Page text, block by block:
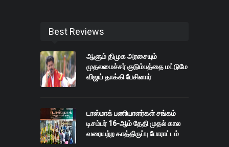
Best Reviews
ஆளும் திமுக அரசையும்
முதலமைச்சர் குடும்பத்தை மட்டுமே
விஜய் தாக்கி பேசினார்
டாஸ்மாக் பணியாளர்கள் சங்கம்
டிசம்பர் 16-ஆம் தேதி முதல் கால
வரையற்ற காத்திருப்பு போராட்டம்